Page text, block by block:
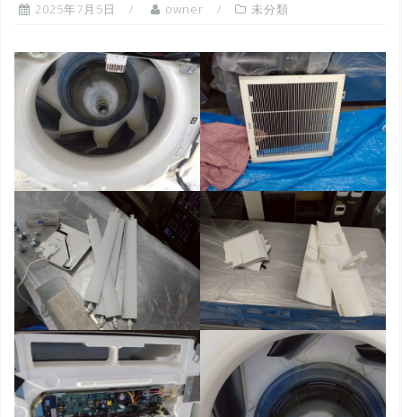
2025年7月5日 owner 未分類